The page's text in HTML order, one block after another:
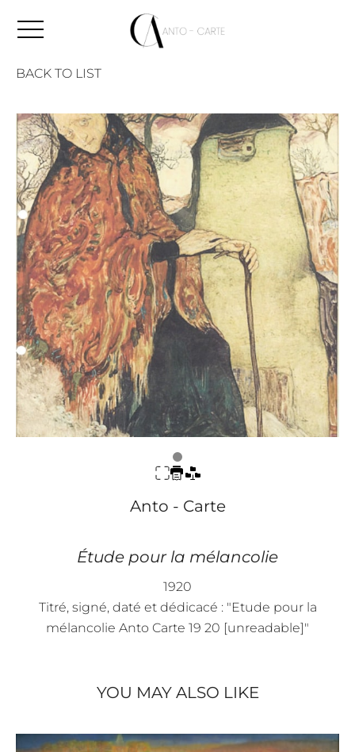
BACK TO LIST
Anto - Carte
Étude pour la mélancolie
1920
Titré, signé, daté et dédicacé : "Etude pour la
mélancolie Anto Carte 19 20 [unreadable]"
YOU MAY ALSO LIKE